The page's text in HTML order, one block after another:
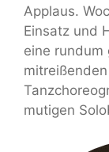
Applaus.
Einsatz und
eine rundum
mutigen